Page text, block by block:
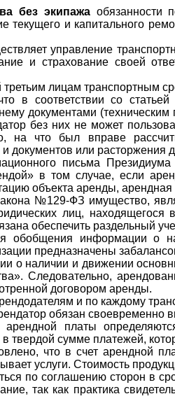
без экипажаобязанности
и капитального
управление
и страхование своей
лицам транспортным
в соответствии со
документами
без них не может
на что был вправе
документов или расторжения
письма
в том случае, если
объекта аренды,
№129-ФЗ имущество,
лиц,
обеспечить раздельный
обобщения информации о
предназначены
о наличии и движении
Следовательно,
договором аренды.
и по каждому
обязан
платы
твердой сумме платежей,
что в счет арендной
услуги. Стоимость
по соглашению сторон в
так как практика